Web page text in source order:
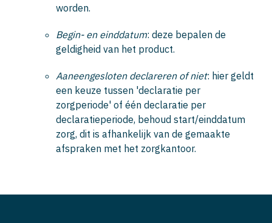
worden.
Begin- en einddatum: deze bepalen de
geldigheid van het product.
Aaneengesloten declareren of niet: hier geldt
een keuze tussen 'declaratie per
zorgperiode' of één declaratie per
declaratieperiode, behoud start/einddatum
zorg, dit is afhankelijk van de gemaakte
afspraken met het zorgkantoor.